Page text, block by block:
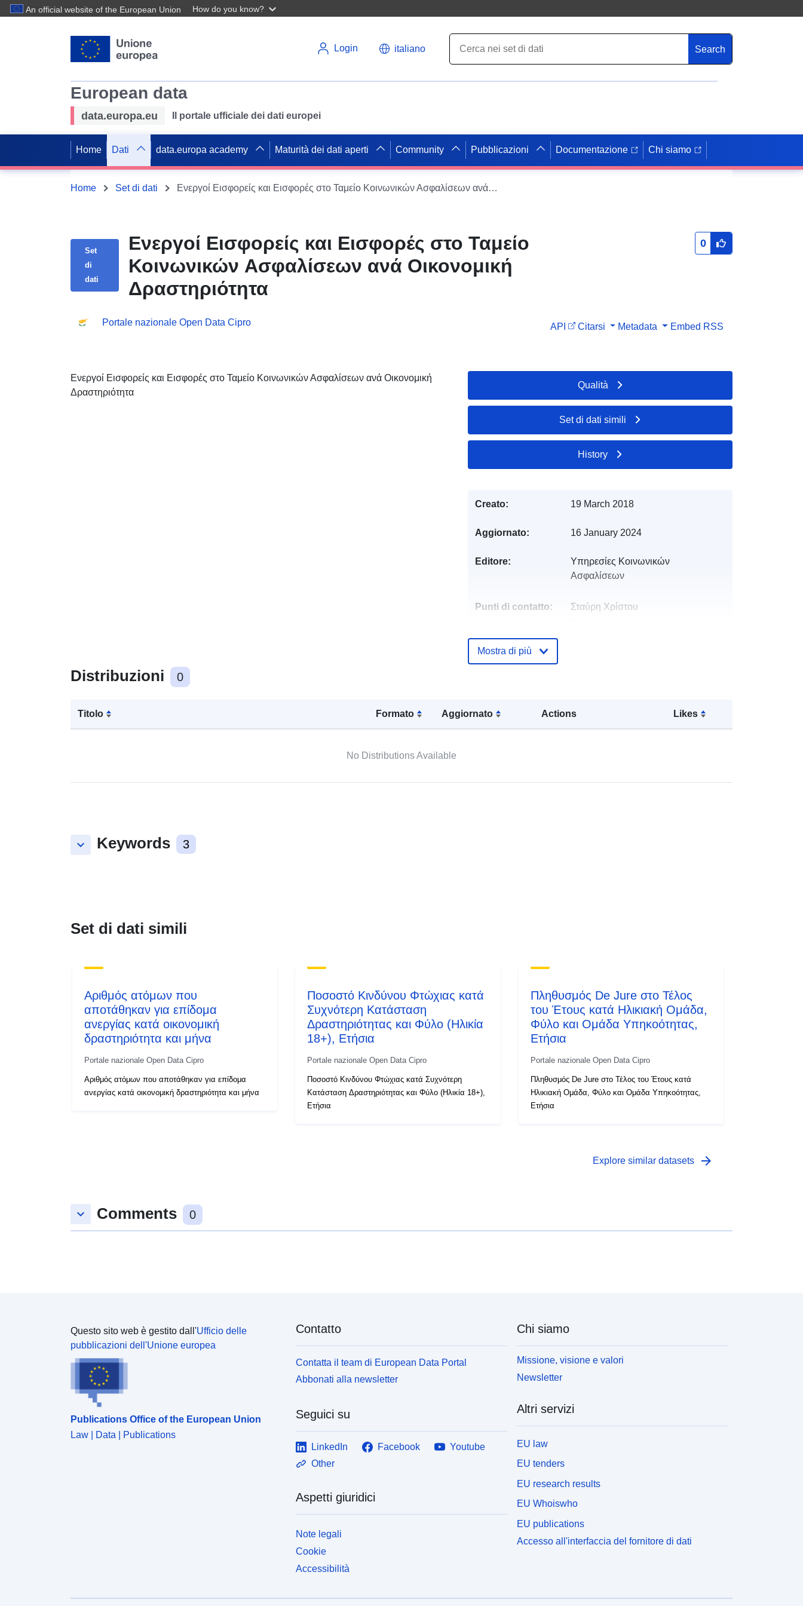
An official website of the European Union How do you know?
Login italiano Search
European data
data.europa.eu Il portale ufficiale dei dati europei
Home Dati data.europa academy Maturità dei dati aperti Community Pubblicazioni Documentazione Chi siamo
Home Set di dati Ενεργοί Εισφορείς και Εισφορές στο Ταμείο Κοινωνικών Ασφαλίσεων ανά Οικονομική Δραστηριότητα
Set
di
dati
Ενεργοί Εισφορείς και Εισφορές στο Ταμείο
Κοινωνικών Ασφαλίσεων ανά Οικονομική
Δραστηριότητα
0
Portale nazionale Open Data Cipro API Citarsi Metadata Embed RSS
Ενεργοί Εισφορείς και Εισφορές στο Ταμείο Κοινωνικών Ασφαλίσεων ανά Οικονομική
Δραστηριότητα
Distribuzioni 0
Titolo Formato Aggiornato Actions Likes
No Distributions Available
keyboard_arrow_down Keywords 3
Qualità
Set di dati simili
History
Creato: 19 March 2018
Aggiornato: 16 January 2024
Editore:
Υπηρεσίες Κοινωνικών
Ασφαλίσεων
Punti di contatto:
Σταύρη Χρίστου
Registro del
Identificatori:
9c6277dc-ca77-4511-99a5-
Mostra di più
Set di dati simili
Αριθμός ατόμων που
αποτάθηκαν για επίδομα
ανεργίας κατά οικονομική
δραστηριότητα και μήνα
Portale nazionale Open Data Cipro
Αριθμός ατόμων που αποτάθηκαν για επίδομα
ανεργίας κατά οικονομική δραστηριότητα και μήνα
Ποσοστό Κινδύνου Φτώχιας κατά
Συχνότερη Κατάσταση
Δραστηριότητας και Φύλο (Ηλικία
18+), Ετήσια
Portale nazionale Open Data Cipro
Ποσοστό Κινδύνου Φτώχιας κατά Συχνότερη
Κατάσταση Δραστηριότητας και Φύλο (Ηλικία 18+),
Ετήσια
Πληθυσμός De Jure στο Τέλος
του Έτους κατά Ηλικιακή Ομάδα,
Φύλο και Ομάδα Υπηκοότητας,
Ετήσια
Portale nazionale Open Data Cipro
Πληθυσμός De Jure στο Τέλος του Έτους κατά
Ηλικιακή Ομάδα, Φύλο και Ομάδα Υπηκοότητας,
Ετήσια
Explore similar datasets arrow_forward
keyboard_arrow_down Comments 0
Questo sito web è gestito dall'Ufficio delle
pubblicazioni dell'Unione europea
Publications Office of the European Union
Law | Data | Publications
Contatto
Contatta il team di European Data Portal
Abbonati alla newsletter
Seguici su
LinkedIn Facebook
Youtube
Other
Aspetti giuridici
Note legali
Cookie
Accessibilità
Chi siamo
Missione, visione e valori
Newsletter
Altri servizi
EU law
EU tenders
EU research results
EU Whoiswho
EU publications
Accesso all'interfaccia del fornitore di dati